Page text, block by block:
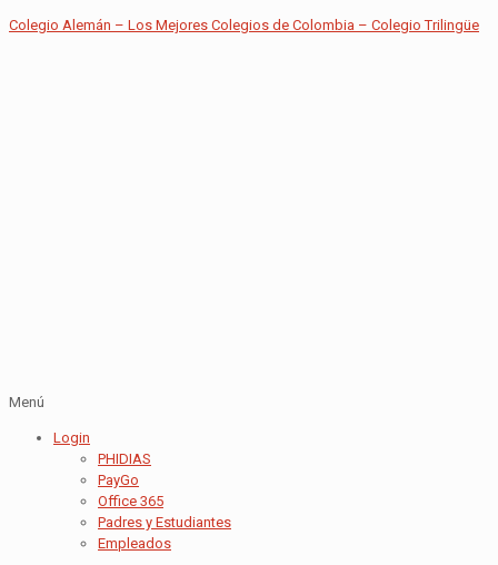
Colegio Alemán – Los Mejores Colegios de Colombia – Colegio Trilingüe
Menú
Login
PHIDIAS
PayGo
Office 365
Padres y Estudiantes
Empleados